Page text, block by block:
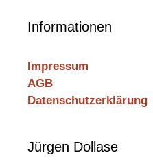
Informationen
Impressum
AGB
Datenschutzerklärung
Jürgen Dollase